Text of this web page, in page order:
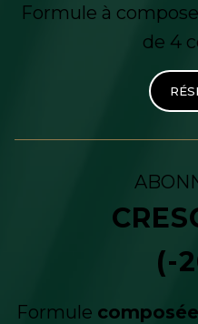
Formule à
de 4
(-
Formule composée